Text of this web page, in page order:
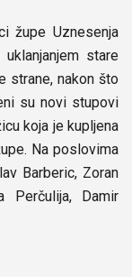
župe Uznesenja
stare
strane, nakon što
su novi stupovi
koja je kupljena
Na poslovima
Barberic, Zoran
Perčulija, Damir